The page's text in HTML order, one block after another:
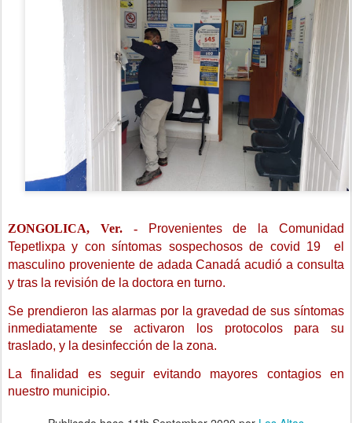
ZONGOLICA, Ver. -
Provenientes de la Comunidad
Tepetlixpa y con síntomas sospechosos de covid 19 el
masculino proveniente de adada Canadá acudió a consulta
y tras la revisión de la doctora en turno.
Se prendieron las alarmas por la gravedad de sus síntomas
inmediatamente se activaron los protocolos para su
traslado, y la desinfección de la zona.
La finalidad es seguir evitando mayores contagios en
nuestro municipio.